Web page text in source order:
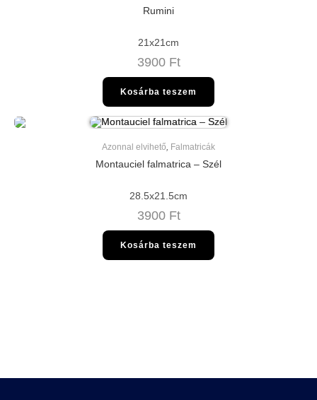
Rumini
21x21cm
3900 Ft
Kosárba teszem
Azonnal elvihető Falmatricák
Montauciel falmatrica – Szél
28.5x21.5cm
3900 Ft
Kosárba teszem